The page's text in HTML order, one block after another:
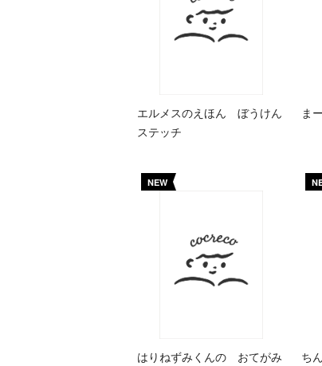
エルメスのえほん ぼうけん
ステッチ
ま
NEW
はりねずみくんの おてがみ
ち